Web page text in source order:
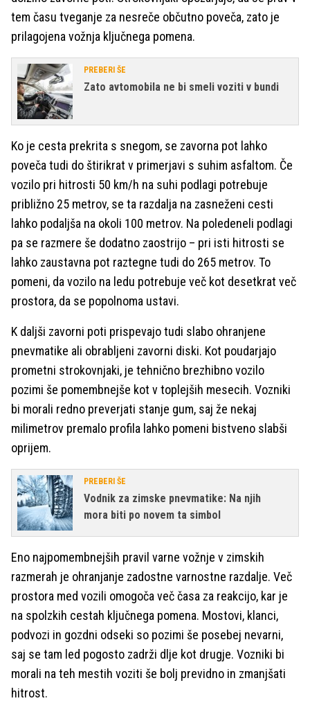
tem času tveganje za nesreče občutno poveča, zato je
prilagojena vožnja ključnega pomena.
PREBERI ŠE
Zato avtomobila ne bi smeli voziti v bundi
Ko je cesta prekrita s snegom, se zavorna pot lahko
poveča tudi do štirikrat v primerjavi s suhim asfaltom. Če
vozilo pri hitrosti 50 km/h na suhi podlagi potrebuje
približno 25 metrov, se ta razdalja na zasneženi cesti
lahko podaljša na okoli 100 metrov. Na poledeneli podlagi
pa se razmere še dodatno zaostrijo – pri isti hitrosti se
lahko zaustavna pot raztegne tudi do 265 metrov. To
pomeni, da vozilo na ledu potrebuje več kot desetkrat več
prostora, da se popolnoma ustavi.
K daljši zavorni poti prispevajo tudi slabo ohranjene
pnevmatike ali obrabljeni zavorni diski. Kot poudarjajo
prometni strokovnjaki, je tehnično brezhibno vozilo
pozimi še pomembnejše kot v toplejših mesecih. Vozniki
bi morali redno preverjati stanje gum, saj že nekaj
milimetrov premalo profila lahko pomeni bistveno slabši
oprijem.
PREBERI ŠE
Vodnik za zimske pnevmatike: Na njih
mora biti po novem ta simbol
Eno najpomembnejših pravil varne vožnje v zimskih
razmerah je ohranjanje zadostne varnostne razdalje. Več
prostora med vozili omogoča več časa za reakcijo, kar je
na spolzkih cestah ključnega pomena. Mostovi, klanci,
podvozi in gozdni odseki so pozimi še posebej nevarni,
saj se tam led pogosto zadrži dlje kot drugje. Vozniki bi
morali na teh mestih voziti še bolj previdno in zmanjšati
hitrost.